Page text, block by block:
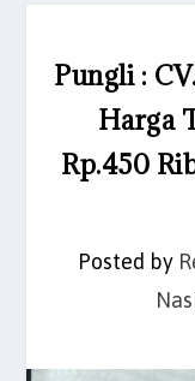
Pungli :
Harga
Rp.450
Posted by